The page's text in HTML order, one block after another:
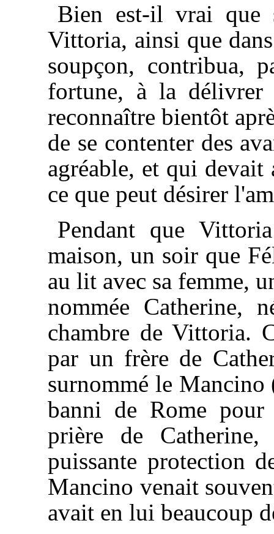
Bien est-il vrai que
Vittoria, ainsi que
soupçon, contribua,
fortune, à la
reconnaître bientôt
de se contenter des
agréable, et qui
ce que peut désirer
Pendant que
maison, un soir que
au lit avec sa femme,
nommée Catherine,
chambre de Vittoria.
par un frère de
surnommé le Mancino
banni de Rome
prière de
puissante protection
Mancino venait
avait en lui beaucoup